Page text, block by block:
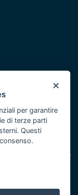
2014/2020 -
×
per garantire
di terze parti
Questi